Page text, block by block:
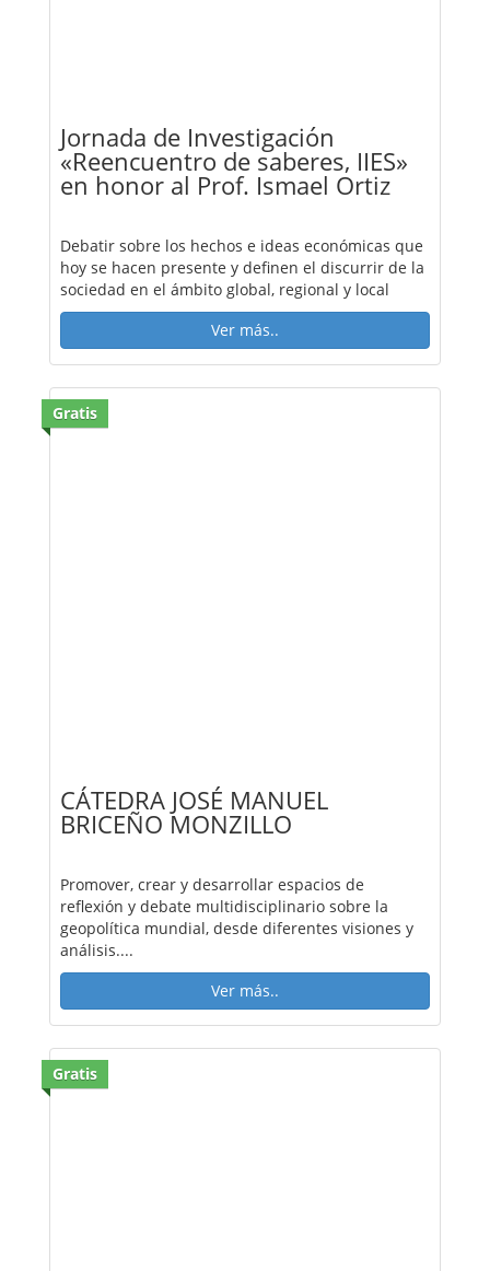
Jornada de Investigación
«Reencuentro de saberes, IIES»
en honor al Prof. Ismael Ortiz
Debatir sobre los hechos e ideas económicas que
hoy se hacen presente y definen el discurrir de la
sociedad en el ámbito global, regional y local
Ver más..
Gratis
CÁTEDRA JOSÉ MANUEL
BRICEÑO MONZILLO
Promover, crear y desarrollar espacios de
reflexión y debate multidisciplinario sobre la
geopolítica mundial, desde diferentes visiones y
análisis....
Ver más..
Gratis